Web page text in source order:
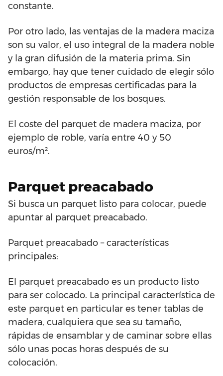
constante.
Por otro lado, las ventajas de la madera maciza
son su valor, el uso integral de la madera noble
y la gran difusión de la materia prima. Sin
embargo, hay que tener cuidado de elegir sólo
productos de empresas certificadas para la
gestión responsable de los bosques.
El coste del parquet de madera maciza, por
ejemplo de roble, varía entre 40 y 50
euros/m².
Parquet preacabado
Si busca un parquet listo para colocar, puede
apuntar al parquet preacabado.
Parquet preacabado – características
principales:
El parquet preacabado es un producto listo
para ser colocado. La principal característica de
este parquet en particular es tener tablas de
madera, cualquiera que sea su tamaño,
rápidas de ensamblar y de caminar sobre ellas
sólo unas pocas horas después de su
colocación.